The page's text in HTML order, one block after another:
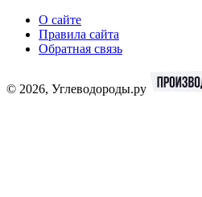
О сайте
Правила сайта
Обратная связь
© 2026, Углеводороды.ру